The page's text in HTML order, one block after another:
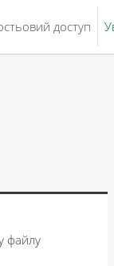
доступ
файлу